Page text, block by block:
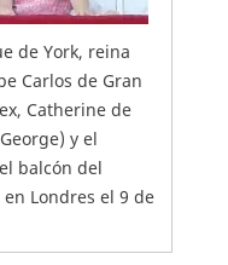
de York, reina
Carlos de Gran
Catherine de
y el
balcón del
Londres el 9 de